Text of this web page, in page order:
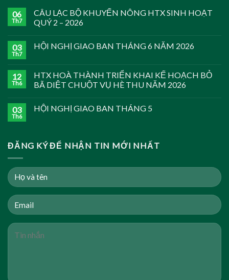
06
Th7
CÂU LẠC BỘ KHUYẾN NÔNG HTX SINH HOẠT
QUÝ 2 – 2026
03
Th7
HỘI NGHỊ GIAO BAN THÁNG 6 NĂM 2026
12
Th6
HTX HOÀ THÀNH TRIỂN KHAI KẾ HOẠCH BỎ
BÃ DIỆT CHUỘT VỤ HÈ THU NĂM 2026
03
Th6
HỘI NGHỊ GIAO BAN THÁNG 5
ĐĂNG KÝ ĐỂ NHẬN TIN MỚI NHẤT